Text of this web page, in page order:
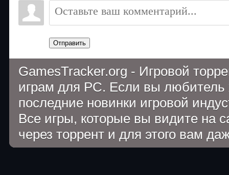
Отправить
GamesTracker.org - Игровой
играм для PC. Если вы
последние новинки игровой
Все игры, которые вы видите на
через торрент и для этого вам